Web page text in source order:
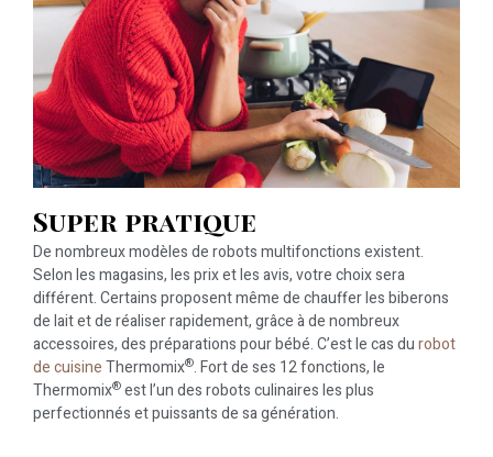
Super pratique
De nombreux modèles de robots multifonctions existent.
Selon les magasins, les prix et les avis, votre choix sera
différent. Certains proposent même de chauffer les biberons
de lait et de réaliser rapidement, grâce à de nombreux
accessoires, des préparations pour bébé. C’est le cas durobot
de cuisineThermomix®. Fort de ses 12 fonctions, le
Thermomix® est l’un des robots culinaires les plus
perfectionnés et puissants de sa génération.